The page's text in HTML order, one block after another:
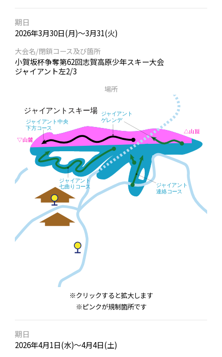
期日
2026年3月30日(月)～3月31(火)
大会名/閉鎖コース及び箇所
小賀坂杯争奪第62回志賀高原少年スキー大会
ジャイアント左2/3
場所
※クリックすると拡大します
※ピンクが規制箇所です
期日
2026年4月1日(水)～4月4日(土)